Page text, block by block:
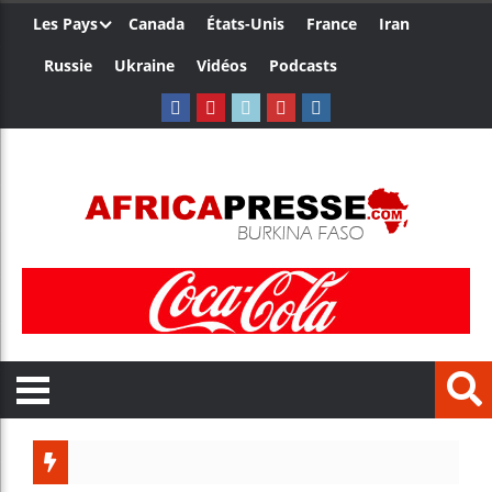
Les Pays Canada États-Unis France
Iran
Russie
Ukraine Vidéos Podcasts